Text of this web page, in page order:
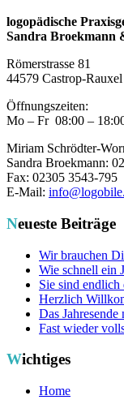
logopädische
Sandra Broekmann
Römerstrasse 81
44579 Castrop-Rauxel
Öffnungszeiten:
Mo – Fr 08:00 –
Miriam Schrödter-
Sandra Broekmann:
Fax: 02305 3543-795
E-Mail:
Neueste Beiträge
Wir brauchen
Wie schnell ein
Sie sind endlich
Herzlich
Das Jahresende
Fast wieder
Wichtiges
Home